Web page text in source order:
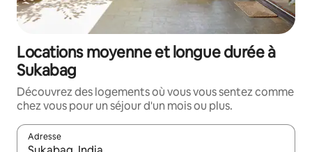
Locations moyenne et longue durée à
Sukabag
Découvrez des logements où vous vous sentez comme
chez vous pour un séjour d'un mois ou plus.
Adresse
Lorsque les résultats s'affichent, utilisez les flèches vers le